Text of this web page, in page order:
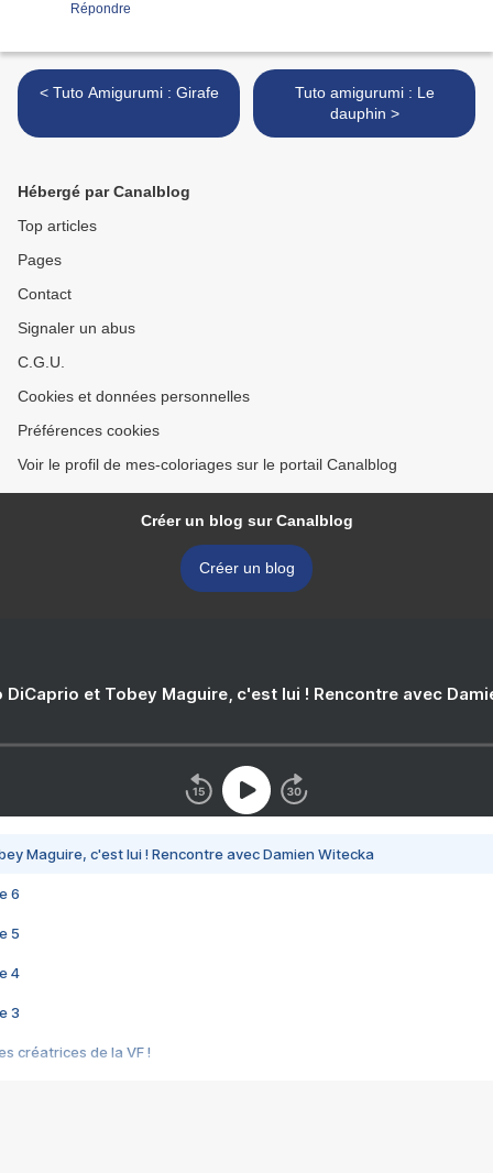
Répondre
< Tuto Amigurumi : Girafe
Tuto amigurumi : Le
dauphin >
Hébergé par Canalblog
Top articles
Pages
Contact
Signaler un abus
C.G.U.
Cookies et données personnelles
Préférences cookies
Voir le profil de mes-coloriages sur le portail Canalblog
Créer un blog sur Canalblog
Créer un blog
DiCaprio et Tobey Maguire, c'est lui ! Rencontre avec
Maguire, c'est lui ! Rencontre avec Damien Witecka
6
5
4
3
créatrices de la VF !